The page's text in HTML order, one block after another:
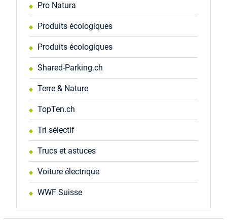
Pro Natura
Produits écologiques
Produits écologiques
Shared-Parking.ch
Terre & Nature
TopTen.ch
Tri sélectif
Trucs et astuces
Voiture électrique
WWF Suisse